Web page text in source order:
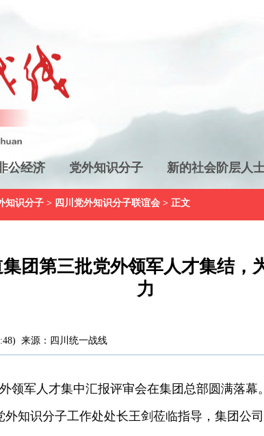
公经济 党外知识分子 新的社会阶层人
知识分子 > 四川党外知识分子联谊会 > 正文
团第三批党外领军人才集结，
力
) 来源： 四川统一战线
领军人才集中汇报评审会在集团总部圆满落幕
知识分子工作处处长王剑莅临指导，集团公